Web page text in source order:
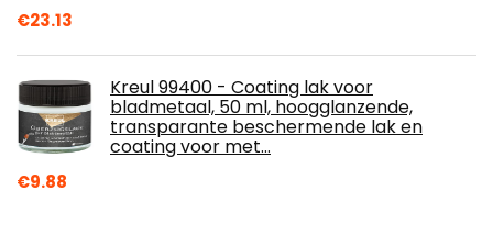
€23.13
Kreul 99400 - Coating lak voor
bladmetaal, 50 ml, hoogglanzende,
transparante beschermende lak en
coating voor met…
€9.88